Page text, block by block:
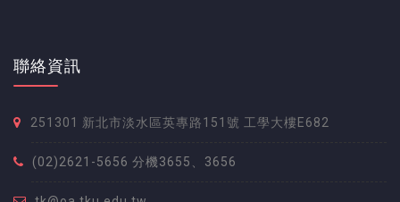
聯絡資訊
251301 新北市淡水區英專路151號 工學大樓E682
(02)2621-5656 分機3655、3656